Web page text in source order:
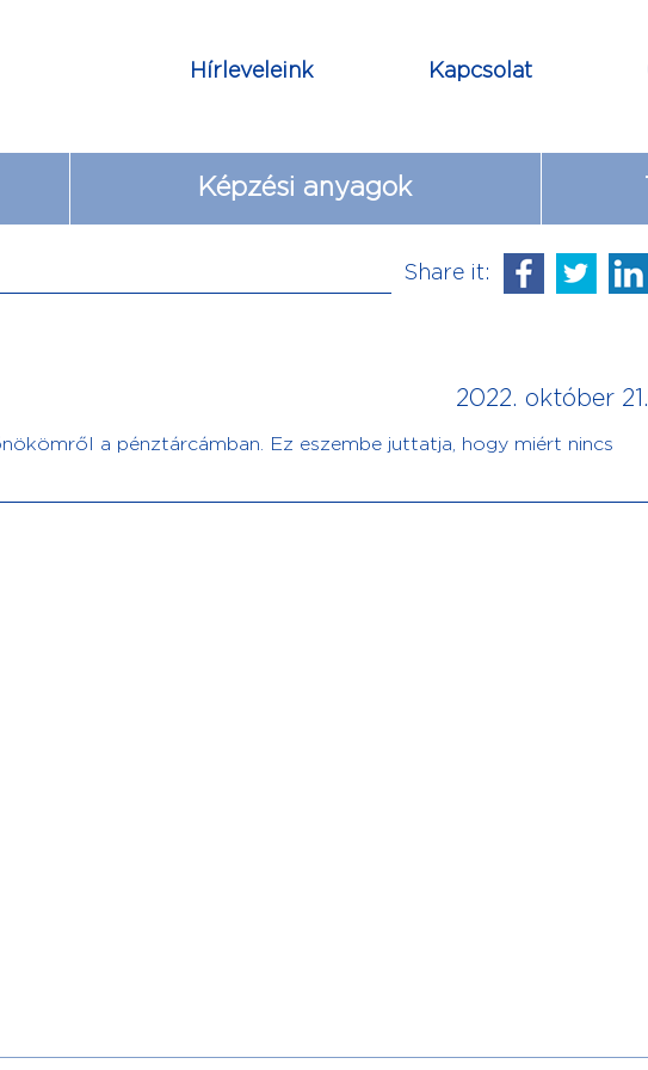
Kapcsolat
Hírleveleink
Képzési anyagok
Share it:
2022. október 21.
a pénztárcámban. Ez eszembe juttatja, hogy miért nincs